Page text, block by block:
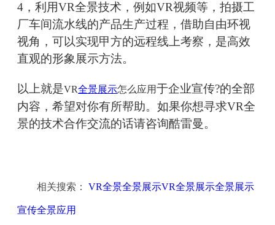
4，利用VR全景技术，例如VR视频等，拍摄工
厂车间流水线的产品生产过程，借助自由环视
视角，可以实现甲方的远程线上考察，是高效
直观的形象展示方法。
以上就是VR全景展示怎么应用于企业宣传?的全部
内容，希望对你有所帮助。如果你想寻求VR全
景的技术合作交流的话请咨询酷雷曼。
相关搜索： VR全景全景展示VR全景展示全景展示
宣传全景应用